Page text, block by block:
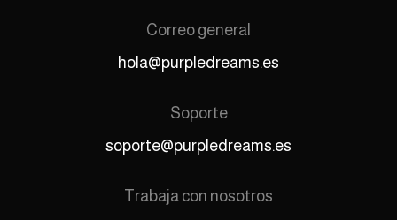
Correo general
hola@purpledreams.es
Soporte
soporte@purpledreams.es
Trabaja con nosotros